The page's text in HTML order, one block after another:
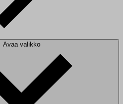
Avaa valikko